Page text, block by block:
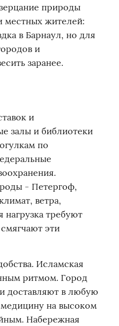
природы
местных жителей:
в Барнаул, но для
и
заранее.
и
залы и библиотеки
по
- Петергоф,
ветра,
нагрузка требуют
эти
Исламская
ритмом. Город
доставляют в любую
на высоком
Набережная